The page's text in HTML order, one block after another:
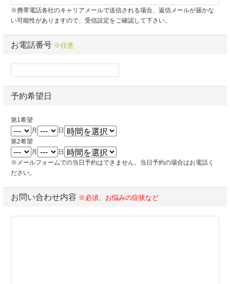
※携帯電話各社のキャリアメールで送信される場合、返信メールが届かな
い可能性がありますので、受信設定をご確認して下さい。
お電話番号 ※任意
予約希望日
第1希望
月
日
第2希望
月
日
※メールフォームでの当日予約はできません。当日予約の場合はお電話く
ださい。
お問い合わせ内容 ※必須、お悩みの症状など